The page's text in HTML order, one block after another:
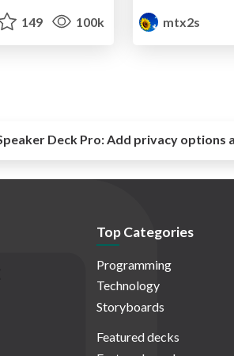
149 100k
mtx2s
Deck Pro:Add privacy options
Top Categories
Programming
Technology
Storyboards
Featured decks